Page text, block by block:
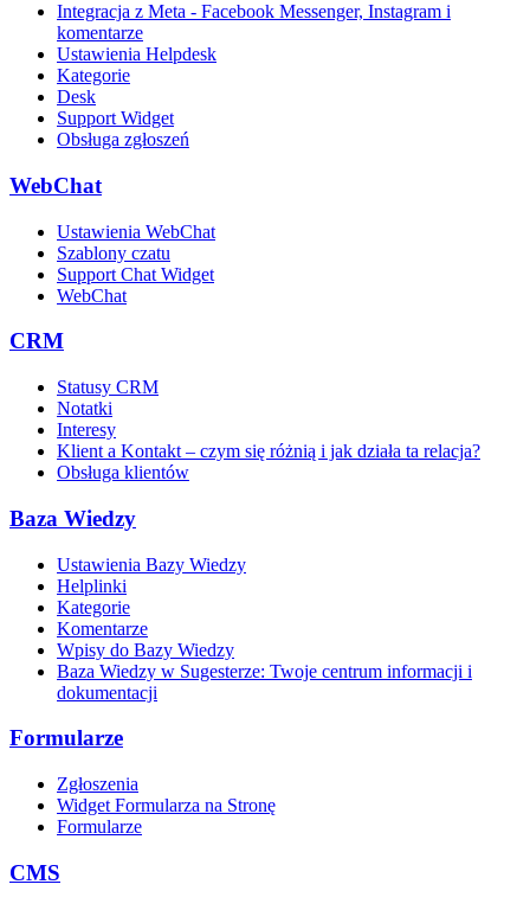
Integracja z Meta - Facebook Messenger, Instagram i
komentarze
Ustawienia Helpdesk
Kategorie
Desk
Support Widget
Obsługa zgłoszeń
WebChat
Ustawienia WebChat
Szablony czatu
Support Chat Widget
WebChat
CRM
Statusy CRM
Notatki
Interesy
Klient a Kontakt – czym się różnią i jak działa ta relacja?
Obsługa klientów
Baza Wiedzy
Ustawienia Bazy Wiedzy
Helplinki
Kategorie
Komentarze
Wpisy do Bazy Wiedzy
Baza Wiedzy w Sugesterze: Twoje centrum informacji i
dokumentacji
Formularze
Zgłoszenia
Widget Formularza na Stronę
Formularze
CMS